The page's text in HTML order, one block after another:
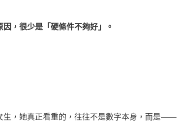
，很少是「硬條件不夠好」。
生，她真正看重的，往往不是數字本身，而是——